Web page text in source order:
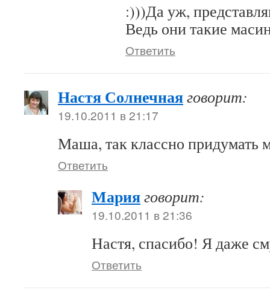
:)))Да уж,
Ведь они такие
Ответить
Настя Солнечнаяговорит:
19.10.2011 в 21:17
Маша, так классно придумать
Ответить
Марияговорит:
19.10.2011 в 21:36
Настя, спасибо! Я даже
Ответить